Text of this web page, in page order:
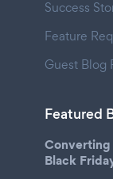
Success
Feature
Guest Blog
Featured
Converting
Black